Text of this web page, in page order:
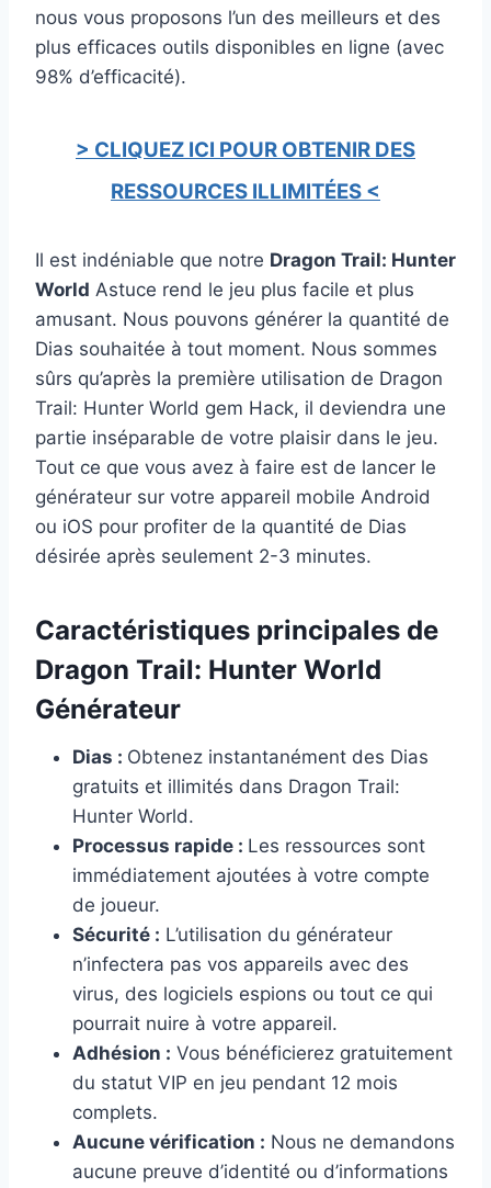
nous vous proposons l’un des meilleurs et des
plus efficaces outils disponibles en ligne (avec
98% d’efficacité).
> CLIQUEZ ICI POUR OBTENIR DES
RESSOURCES ILLIMITÉES <
Il est indéniable que notre Dragon Trail: Hunter
World Astuce rend le jeu plus facile et plus
amusant. Nous pouvons générer la quantité de
Dias souhaitée à tout moment. Nous sommes
sûrs qu’après la première utilisation de Dragon
Trail: Hunter World gem Hack, il deviendra une
partie inséparable de votre plaisir dans le jeu.
Tout ce que vous avez à faire est de lancer le
générateur sur votre appareil mobile Android
ou iOS pour profiter de la quantité de Dias
désirée après seulement 2-3 minutes.
Caractéristiques principales de
Dragon Trail: Hunter World
Générateur
Dias : Obtenez instantanément des Dias
gratuits et illimités dans Dragon Trail:
Hunter World.
Processus rapide : Les ressources sont
immédiatement ajoutées à votre compte
de joueur.
Sécurité : L’utilisation du générateur
n’infectera pas vos appareils avec des
virus, des logiciels espions ou tout ce qui
pourrait nuire à votre appareil.
Adhésion : Vous bénéficierez gratuitement
du statut VIP en jeu pendant 12 mois
complets.
Aucune vérification : Nous ne demandons
aucune preuve d’identité ou d’informations